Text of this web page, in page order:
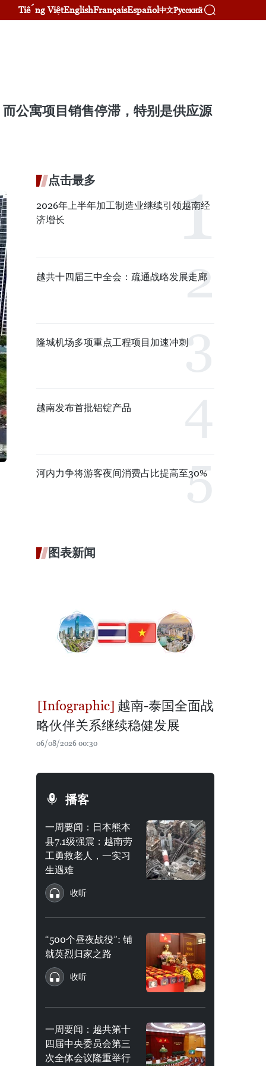
Tiếng ViệtEnglishFrançaisEspañol中文Русский
公寓项目销售停滞，特别是供应源
点击最多
2026年上半年加工制造业继续引领越南经
济增长
越共十四届三中全会：疏通战略发展走廊
隆城机场多项重点工程项目加速冲刺
越南发布首批铝锭产品
河内力争将游客夜间消费占比提高至30%
图表新闻
越南-泰国全面战
略伙伴关系继续稳健发展
06/08/2026 00:30
播客
一周要闻：日本熊本
县7.1级强震：越南劳
工勇救老人，一实习
生遇难
收听
“500个昼夜战役”: 铺
就英烈归家之路
收听
一周要闻：越共第十
四届中央委员会第三
次全体会议隆重举行